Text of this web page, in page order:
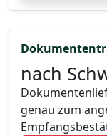
nach
genau zum